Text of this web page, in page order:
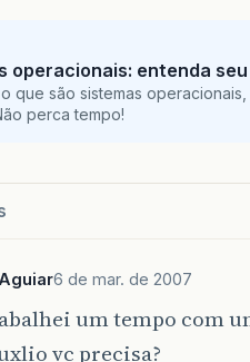
operacionais: entenda
que são sistemas
perca tempo!
6 de mar. de 2007
um tempo com
vc precisa?